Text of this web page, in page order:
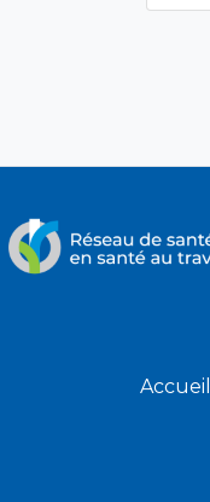
Accueil